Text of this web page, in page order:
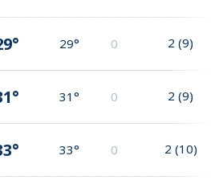
29° 0 2 (9)
31° 0 2 (9)
33° 0 2 (10)